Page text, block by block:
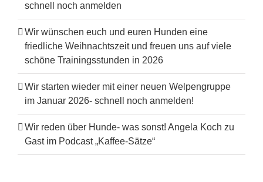
schnell noch anmelden
Wir wünschen euch und euren Hunden eine
friedliche Weihnachtszeit und freuen uns auf viele
schöne Trainingsstunden in 2026
Wir starten wieder mit einer neuen Welpengruppe
im Januar 2026- schnell noch anmelden!
Wir reden über Hunde- was sonst! Angela Koch zu
Gast im Podcast „Kaffee-Sätze“